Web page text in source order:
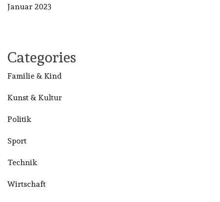
Januar 2023
Categories
Familie & Kind
Kunst & Kultur
Politik
Sport
Technik
Wirtschaft